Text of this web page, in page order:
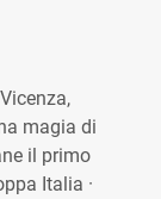
magia di
il primo
Italia ·